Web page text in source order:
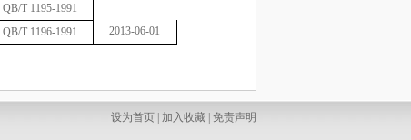
QB/T 1195-1991
QB/T 1196-1991
2013-06-01
设为首页| 加入收藏| 免责声明